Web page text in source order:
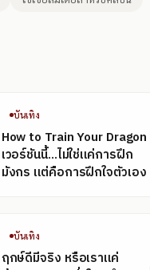
บันเทิง
How to Train Your Dragon
เวอร์ชันนี้...ไม่ใช่แค่การฝึก
มังกร แต่คือการฝึกใจตัวเอง
บันเทิง
ฤกษ์ดีมีจริง หรือเราแค่